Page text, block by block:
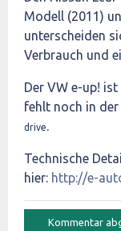
Modell (2011)
unterscheiden
Verbrauch und
Der VW e-up!
fehlt noch in
drive.
Technische
hier: http://e-